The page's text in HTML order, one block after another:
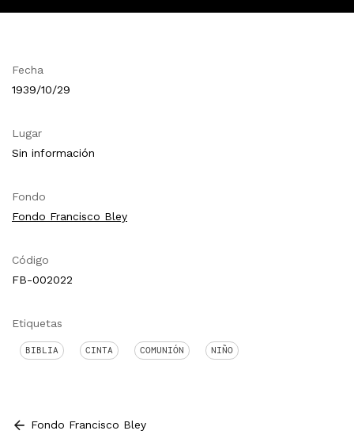
Fecha
1939/10/29
Lugar
Sin información
Fondo
Fondo Francisco Bley
Código
FB-002022
Etiquetas
BIBLIA CINTA COMUNIÓN NIÑO
Fondo Francisco Bley